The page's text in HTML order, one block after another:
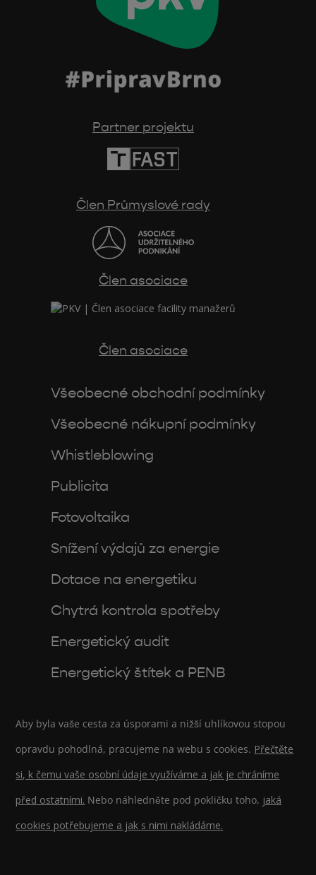
Partner projektu
Člen Průmyslové rady
Člen asociace
Člen asociace
Všeobecné obchodní podmínky
Všeobecné nákupní podmínky
Whistleblowing
Publicita
Fotovoltaika
Snížení výdajů za energie
Dotace na energetiku
Chytrá kontrola spotřeby
Energetický audit
Energetický štítek a PENB
Aby byla vaše cesta za úsporami a nižší uhlíkovou stopou
opravdu pohodlná, pracujeme na webu s cookies. Přečtěte
si, k čemu vaše osobní údaje využíváme a jak je chráníme
před ostatními. Nebo náhledněte pod pokličku toho, jaká
cookies potřebujeme a jak s nimi nakládáme.